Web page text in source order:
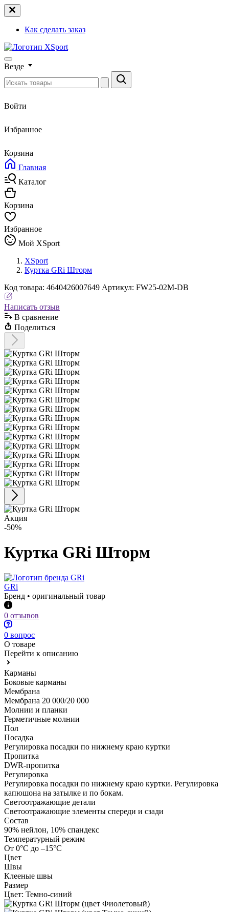
Как сделать заказ
Везде
Войти
Избранное
Корзина
Главная
Каталог
Корзина
Избранное
Мой XSport
XSport
Куртка GRi Шторм
Код товара: 4640426007649 Артикул: FW25-02M-DB
Написать отзыв
В сравнениe
Поделиться
Акция
-50%
Куртка GRi Шторм
GRi
Бренд • оригинальный товар
0 отзывов
0 вопрос
О товаре
Перейти к описанию
Карманы
Боковые карманы
Мембрана
Мембрана 20 000/20 000
Молнии и планки
Герметичные молнии
Пол
Посадка
Регулировка посадки по нижнему краю куртки
Пропитка
DWR-пропитка
Регулировка
Регулировка посадки по нижнему краю куртки. Регулировка
капюшона на затылке и по бокам.
Светоотражающие детали
Светоотражающие элементы спереди и сзади
Состав
90% нейлон, 10% спандекс
Температурный режим
От 0°С до –15°С
Цвет
Швы
Клееные швы
Размер
Цвет: Темно-синий